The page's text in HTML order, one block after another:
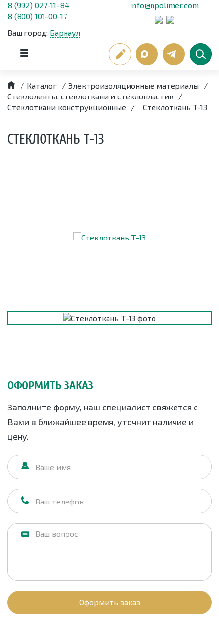
8 (992) 027-11-84
8 (800) 101-00-17
info@npolimer.com
Ваш город: Барнаул
/ Каталог / Электроизоляционные материалы
/
Стеклоленты, стеклоткани и стеклопластик /
Стеклоткани конструкционные
/ Стеклоткань Т-13
СТЕКЛОТКАНЬ Т-13
ОФОРМИТЬ ЗАКАЗ
Заполните форму, наш специалист свяжется с
Вами в ближайшее время, уточнит наличие и
цену.
Оформить заказ